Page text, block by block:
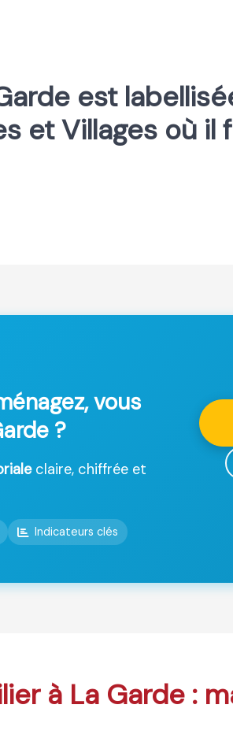
est
et Villages où il
vous
?
claire, chiffrée et
Indicateurs clés
à La Garde :